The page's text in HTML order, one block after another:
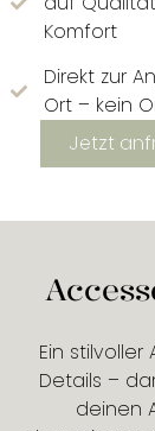
Komfort
Direkt zur
Ort – kein
Jetzt
Ein
Details –
deinen